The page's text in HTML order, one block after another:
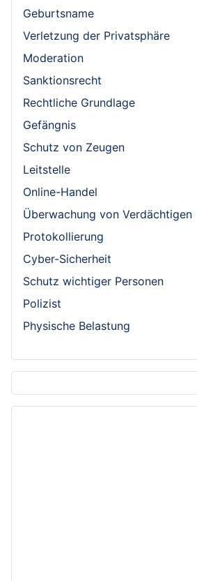
Geburtsname
Verletzung der Privatsphäre
Moderation
Sanktionsrecht
Rechtliche Grundlage
Gefängnis
Schutz von Zeugen
Leitstelle
Online-Handel
Überwachung von Verdächtigen
Protokollierung
Cyber-Sicherheit
Schutz wichtiger Personen
Polizist
Physische Belastung